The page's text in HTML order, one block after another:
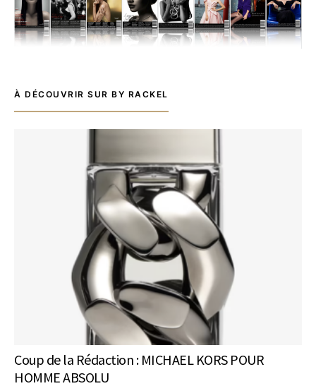
À DÉCOUVRIR SUR BY RACKEL
Coup de la Rédaction : MICHAEL KORS POUR
HOMME ABSOLU